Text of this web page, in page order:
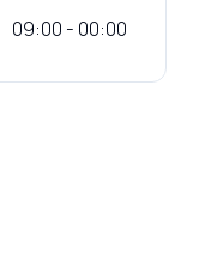
09:00 - 00:00